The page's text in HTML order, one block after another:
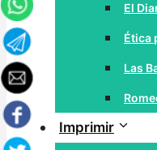
El
Ética
Las
Imprimir